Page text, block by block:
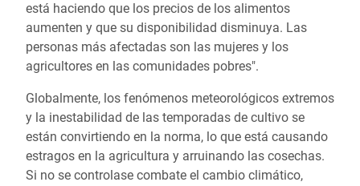
está haciendo que los precios de los alimentos
aumenten y que su disponibilidad disminuya. Las
personas más afectadas son las mujeres y los
agricultores en las comunidades pobres".
Globalmente, los fenómenos meteorológicos extremos
y la inestabilidad de las temporadas de cultivo se
están convirtiendo en la norma, lo que está causando
estragos en la agricultura y arruinando las cosechas.
Si no se controlase combate el cambio climático,